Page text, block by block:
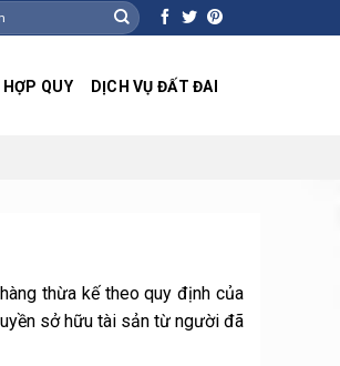
QUY DỊCH VỤ ĐẤT ĐAI
thừa kế theo quy định của
sở hữu tài sản từ người đã